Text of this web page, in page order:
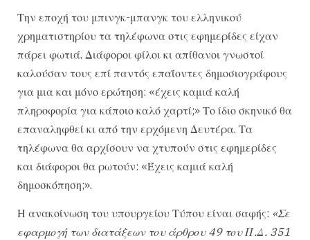
Την εποχή του μπινγκ-μπανγκ του ελληνικού
χρηματιστηρίου τα τηλέφωνα στις εφημερίδες είχαν
πάρει φωτιά. Διάφοροι φίλοι κι απίθανοι γνωστοί
καλούσαν τους επί παντός επαΐοντες δημοσιογράφους
για μια και μόνο ερώτηση: «έχεις καμιά καλή
πληροφορία για κάποιο καλό χαρτί;» Το ίδιο σκηνικό θα
επαναληφθεί κι από την ερχόμενη Δευτέρα. Τα
τηλέφωνα θα αρχίσουν να χτυπούν στις εφημερίδες
και διάφοροι θα ρωτούν: «Έχεις καμιά καλή
δημοσκόπηση;».
Η ανακοίνωση του υπουργείου Τύπου είναι σαφής: «Σε
εφαρμογή των διατάξεων του άρθρου 49 του Π.Δ. 351